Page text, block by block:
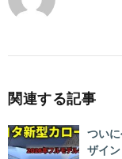
関連する記事
つい
ザイ